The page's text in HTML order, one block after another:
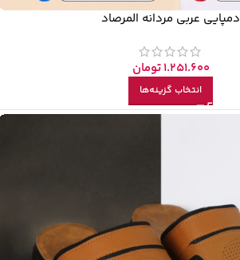
دمپایی عربی مردانه المرصاد
1.251.600تومان
انتخاب گزینه‌ها